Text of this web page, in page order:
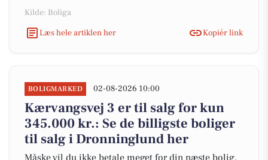
Kilde: Boliga
Læs hele artiklen her
Kopiér link
BOLIGMARKED 02-08-2026 10:00
Kærvangsvej 3 er til salg for kun
345.000 kr.: Se de billigste boliger
til salg i Dronninglund her
Måske vil du ikke betale meget for din næste bolig,